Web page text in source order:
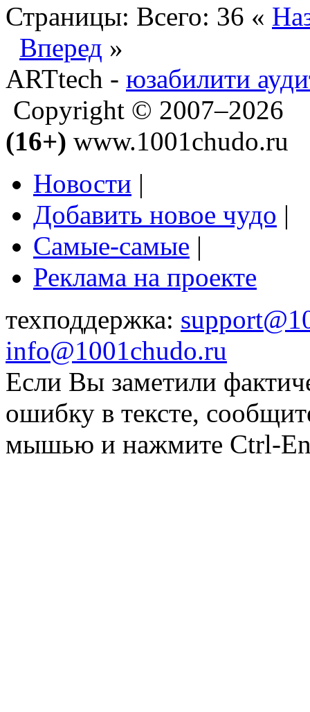
Страницы: Всего: 36 «
Вперед »
ARTtech - юзабилити
Copyright © 2007–2026
(16+) www.1001chudo.ru
Новости |
Добавить новое чудо |
Самые-самые |
Реклама на проекте
техподдержка:
info@1001chudo.ru
Если Вы заметили
ошибку в тексте,
мышью и нажмите Ctrl-